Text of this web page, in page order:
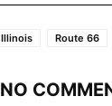
Illinois Route 66
NO